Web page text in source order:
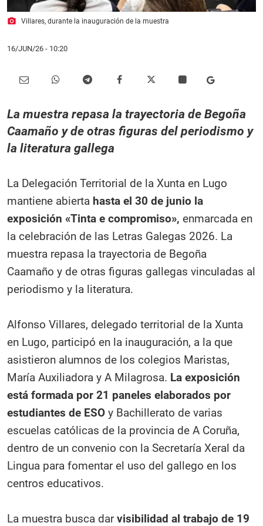
photo_camera Villares, durante la inauguración de la muestra
16/JUN/26 - 10:20
La muestra repasa la trayectoria de Begoña
Caamaño y de otras figuras del periodismo y
la literatura gallega
La Delegación Territorial de la Xunta en Lugo
mantiene abierta hasta el 30 de junio la
exposición «Tinta e compromiso», enmarcada en
la celebración de las Letras Galegas 2026. La
muestra repasa la trayectoria de Begoña
Caamaño y de otras figuras gallegas vinculadas al
periodismo y la literatura.
Alfonso Villares, delegado territorial de la Xunta
en Lugo, participó en la inauguración, a la que
asistieron alumnos de los colegios Maristas,
María Auxiliadora y A Milagrosa. La exposición
está formada por 21 paneles elaborados por
estudiantes de ESO y Bachillerato de varias
escuelas católicas de la provincia de A Coruña,
dentro de un convenio con la Secretaría Xeral da
Lingua para fomentar el uso del gallego en los
centros educativos.
La muestra busca darvisibilidad al trabajo de 19